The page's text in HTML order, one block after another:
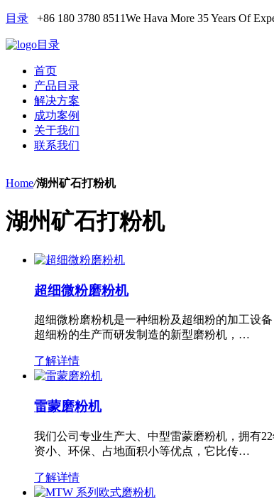
目录 +86 180 3780 8511We Hava More 35 Years Of
目录
首页
产品目录
解决方案
成功案例
关于我们
联系我们
Home/湖州矿石打粉机
湖州矿石打粉机
超细微粉磨粉机
超细微粉磨粉机是一种细粉及超细粉的加工设
超细粉的生产而研发制造的新型磨粉机，…
了解详情
雷蒙磨粉机
我们公司专业生产大、中型雷蒙磨粉机，拥有
资小、环保、占地面积小等优点，它比传…
了解详情